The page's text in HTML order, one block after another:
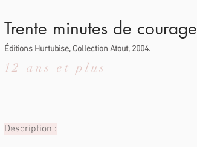
Trente minutes de courage
Éditions Hurtubise, Collection Atout, 2004.
12 ans et plus
Description :